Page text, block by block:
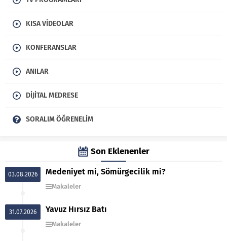
KISA VIDEOLAR
KONFERANSLAR
ANILAR
DIJITAL MEDRESE
SORALIM ÖĞRENELIM
Son Eklenenler
03.08.2026 Medeniyet mi, Sömürgecilik mi?
Makaleler
31.07.2026 Yavuz Hırsız Batı
Makaleler